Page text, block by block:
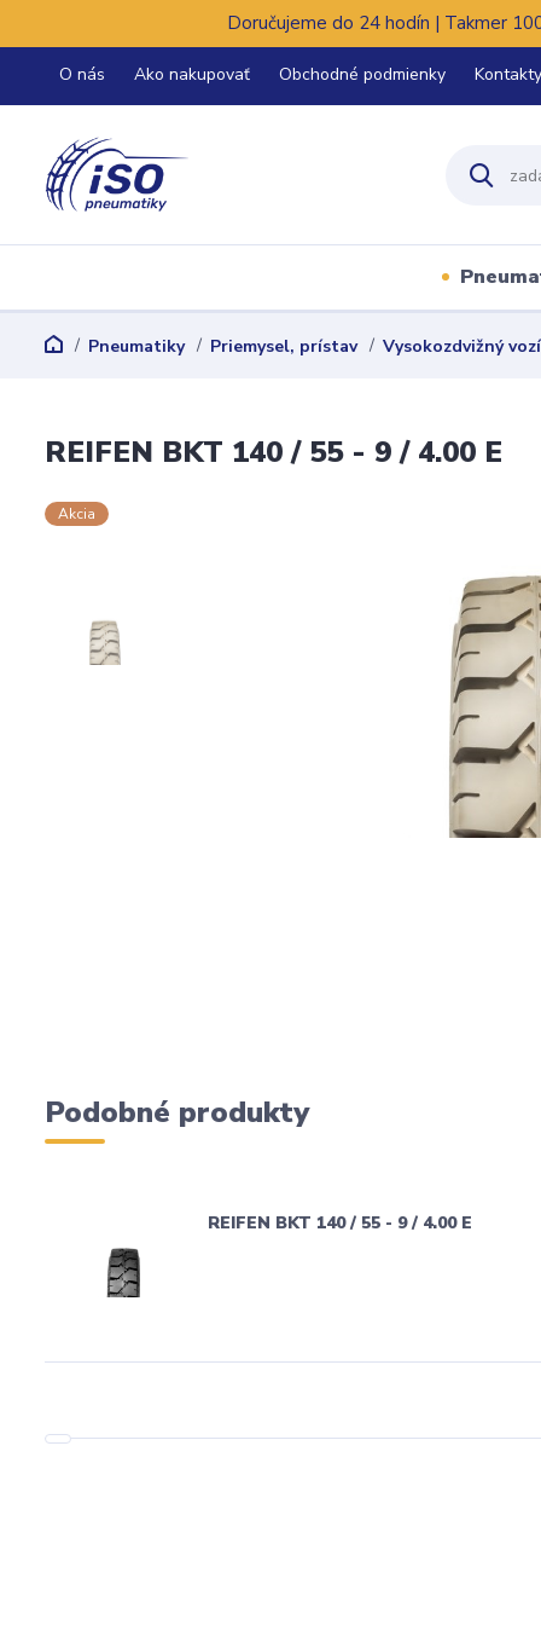
Doručujeme do 24 hodín | Takmer
O nás Ako nakupovať Obchodné podmienky Kontakty
Pneumatiky Priemysel, prístav Vysokozdvižný
REIFEN BKT 140 / 55 - 9 / 4.00 E
Akcia
Podobné produkty
REIFEN BKT 140 / 55 - 9 / 4.00 E